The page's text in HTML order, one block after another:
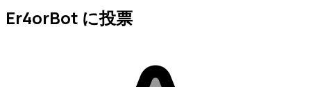
Er4orBot に投票